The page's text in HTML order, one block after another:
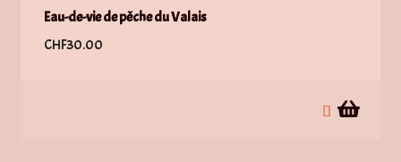
Eau-de-vie de pêche du Valais
CHF30.00